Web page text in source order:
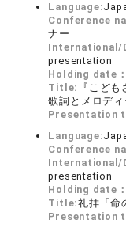
Language:
Conference
ナー
International/
presentation
Holding date
Title:
『こど
歌詞とメロデ
Presentation
Language:
Conference
International/
presentation
Holding date
Title:礼拝「命
Presentation